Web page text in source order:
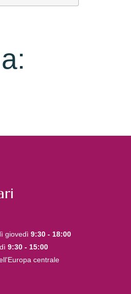
giovedì 9:30 - 18:00
9:30 - 15:00
centrale